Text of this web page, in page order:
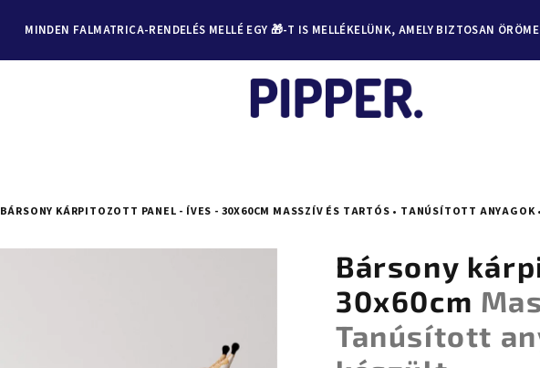
MINDEN FALMATRICA-RENDELÉS MELLÉ EGY 🎁-T IS MELLÉKELÜNK, AMELY BIZTOSAN
BÁRSONY KÁRPITOZOTT PANEL - ÍVES - 30X60CM MASSZÍV ÉS TARTÓS • TANÚSÍTOTT ANYAGOK
Bársony
30x60cm
Tanúsított